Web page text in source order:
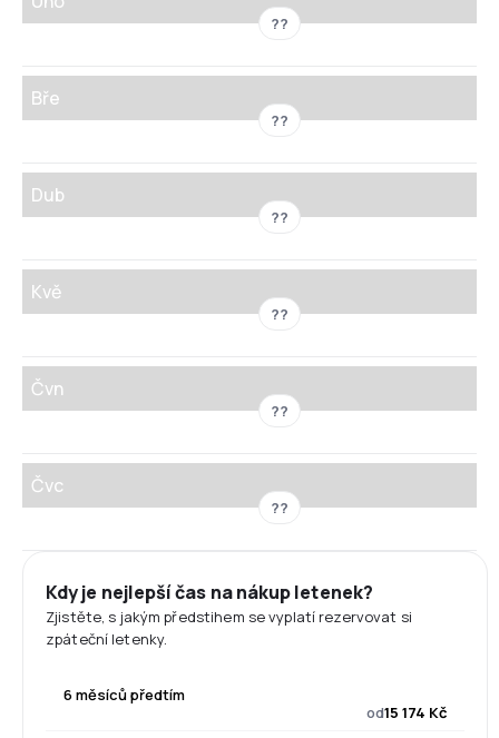
??
Bře
??
Dub
??
Kvě
??
Čvn
??
Čvc
??
Kdy je nejlepší čas na nákup letenek?
Zjistěte, s jakým předstihem se vyplatí rezervovat si
zpáteční letenky.
6 měsíců předtím
od15 174 Kč